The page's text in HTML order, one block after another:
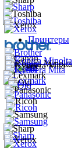
Принтеры